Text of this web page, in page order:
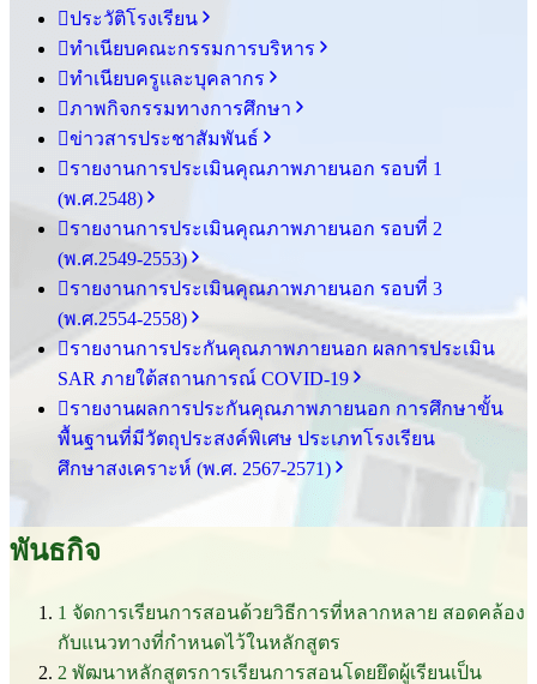
ประวัติโรงเรียน
ทำเนียบคณะกรรมการบริหาร
ทำเนียบครูและบุคลากร
ภาพกิจกรรมทางการศึกษา
ข่าวสารประชาสัมพันธ์
รายงานการประเมินคุณภาพภายนอก รอบ⁠ที่ 1
(พ.ศ.2548)
รายงานการประเมินคุณภาพภายนอก รอบ⁠ที่ 2
(พ.ศ.2549-2553)
รายงานการประเมินคุณภาพภายนอก รอบ⁠ที่ 3
(พ.ศ.2554-2558)
รายงานการประกันคุณภาพภายนอก ผลการประเมิน
SAR ภายใต้สถานการณ์ COVID-19
รายงานผลการประกันคุณภาพภายนอก การศึกษาขั้น
พื้นฐานที่มีวัตถุประสงค์พิเศษ ประเภทโรงเรียน
ศึกษาสงเคราะห์ (พ.ศ. 2567-2571)
พันธกิจ
1 จัดการเรียนการสอนด้วยวิธีการที่หลากหลาย สอดคล้อง
กับแนวทางที่กำหนดไว้ในหลักสูตร
2 พัฒนาหลักสูตรการเรียนการสอนโดยยึดผู้เรียนเป็น